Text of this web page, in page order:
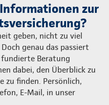
zur
geben, nicht zu viel
genau das passiert
Beratung
dabei, den Überblick zu
zu finden. Persönlich,
E-Mail, in unser